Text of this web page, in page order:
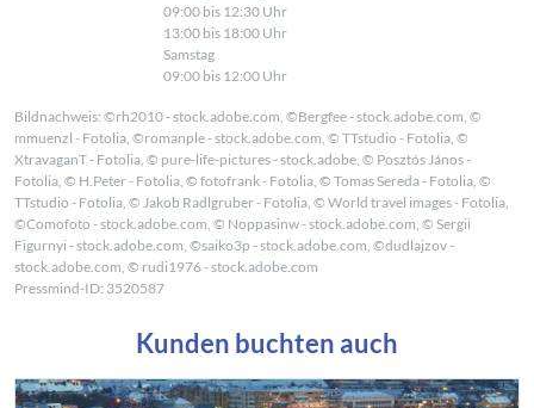
09:00 bis 12:30 Uhr
13:00 bis 18:00 Uhr
Samstag
09:00 bis 12:00 Uhr
Bildnachweis: ©rh2010 - stock.adobe.com, ©Bergfee - stock.adobe.com, ©
mmuenzl - Fotolia, ©romanple - stock.adobe.com, © TTstudio - Fotolia, ©
XtravaganT - Fotolia, © pure-life-pictures - stock.adobe, © Posztós János -
Fotolia, © H.Peter - Fotolia, © fotofrank - Fotolia, © Tomas Sereda - Fotolia, ©
TTstudio - Fotolia, © Jakob Radlgruber - Fotolia, © World travel images - Fotolia,
©Comofoto - stock.adobe.com, © Noppasinw - stock.adobe.com, © Sergii
Figurnyi - stock.adobe.com, ©saiko3p - stock.adobe.com, ©dudlajzov -
stock.adobe.com, © rudi1976 - stock.adobe.com
Pressmind-ID: 3520587
Kunden buchten auch